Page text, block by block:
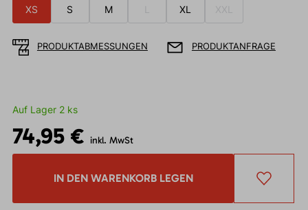
XS S M XL XXL
PRODUKTABMESSUNGEN PRODUKTANFRAGE
Auf Lager 2 ks
74,95 € inkl. MwSt
IN DEN WARENKORB LEGEN